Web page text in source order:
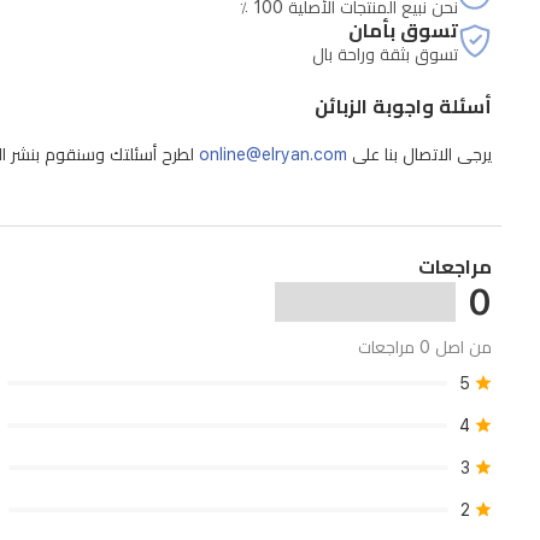
نحن نبيع المنتجات الأصلية 100 ٪
تسوق بأمان
تسوق بثقة وراحة بال
أسئلة واجوبة الزبائن
يرجى الاتصال بنا على online@elryan.com لطرح أسئلتك وسنقوم بنشر
مراجعات
0
من اصل 0 مراجعات
5
4
3
2